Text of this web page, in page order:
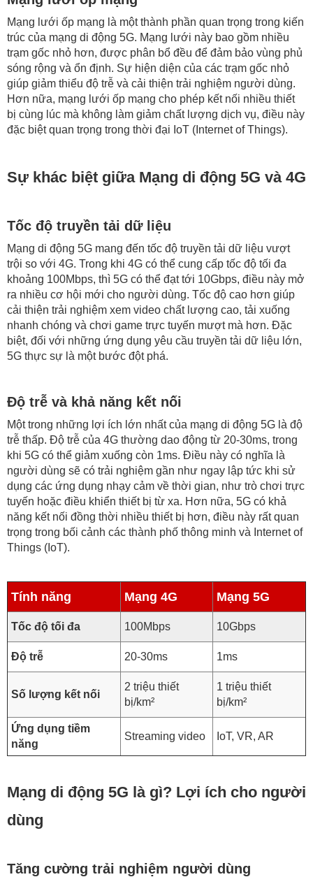
Mạng lưới ốp mạng là một thành phần quan trọng trong kiến
trúc của mạng di động 5G. Mạng lưới này bao gồm nhiều
trạm gốc nhỏ hơn, được phân bổ đều để đảm bảo vùng phủ
sóng rộng và ổn định. Sự hiện diện của các trạm gốc nhỏ
giúp giảm thiểu độ trễ và cải thiện trải nghiệm người dùng.
Hơn nữa, mạng lưới ốp mạng cho phép kết nối nhiều thiết
bị cùng lúc mà không làm giảm chất lượng dịch vụ, điều này
đặc biệt quan trọng trong thời đại IoT (Internet of Things).
Sự khác biệt giữa Mạng di động 5G và 4G
Tốc độ truyền tải dữ liệu
Mạng di động 5G mang đến tốc độ truyền tải dữ liệu vượt
trội so với 4G. Trong khi 4G có thể cung cấp tốc độ tối đa
khoảng 100Mbps, thì 5G có thể đạt tới 10Gbps, điều này mở
ra nhiều cơ hội mới cho người dùng. Tốc độ cao hơn giúp
cải thiện trải nghiệm xem video chất lượng cao, tải xuống
nhanh chóng và chơi game trực tuyến mượt mà hơn. Đặc
biệt, đối với những ứng dụng yêu cầu truyền tải dữ liệu lớn,
5G thực sự là một bước đột phá.
Độ trễ và khả năng kết nối
Một trong những lợi ích lớn nhất của mạng di động 5G là độ
trễ thấp. Độ trễ của 4G thường dao động từ 20-30ms, trong
khi 5G có thể giảm xuống còn 1ms. Điều này có nghĩa là
người dùng sẽ có trải nghiệm gần như ngay lập tức khi sử
dụng các ứng dụng nhạy cảm về thời gian, như trò chơi trực
tuyến hoặc điều khiển thiết bị từ xa. Hơn nữa, 5G có khả
năng kết nối đồng thời nhiều thiết bị hơn, điều này rất quan
trọng trong bối cảnh các thành phố thông minh và Internet of
Things (IoT).
Tính năng Mạng 4G Mạng 5G
Tốc độ tối đa 100Mbps 10Gbps
Độ trễ 20-30ms 1ms
Số lượng kết nối
2 triệu thiết
bị/km²
1 triệu thiết
bị/km²
Ứng dụng tiềm
năng
Streaming video IoT, VR, AR
Mạng di động 5G là gì? Lợi ích cho người
dùng
Tăng cường trải nghiệm người dùng